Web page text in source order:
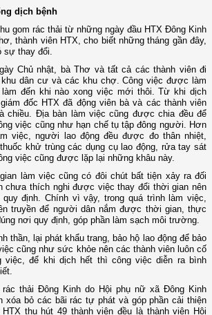
dịch bệnh
gom rác thải từ những ngày đầu HTX Đông Kinh
thành viên HTX, cho biết những tháng gần đây,
sự thay đổi.
Chủ nhật, bà Thơ và tất cả các thành viên đi
dân cư và các khu chợ. Công việc được làm
đến khi nào xong việc mới thôi. Từ khi dịch
đốc HTX đã động viên bà và các thành viên
chiều. Địa bàn làm việc cũng được chia đều để
việc cũng như hạn chế tụ tập đông người. Hơn
việc, người lao động đều được đo thân nhiệt,
khử trùng các dụng cụ lao động, rửa tay sát
việc cũng được lặp lại những khâu này.
làm việc cũng có đôi chút bất tiện xảy ra đối
chưa thích nghi được việc thay đổi thời gian nên
định. Chính vì vậy, trong quá trình làm việc,
truyền để người dân nắm được thời gian, thực
nơi quy định, góp phần làm sạch môi trường.
thần, lại phát khẩu trang, bảo hộ lao động để bảo
cũng như sức khỏe nên các thành viên luôn cố
việc, để khi dịch hết thì công việc diễn ra bình
rác thải Đông Kinh do Hội phụ nữ xã Đông Kinh
xóa bỏ các bãi rác tự phát và góp phần cải thiện
thu hút 49 thành viên đều là thành viên Hội